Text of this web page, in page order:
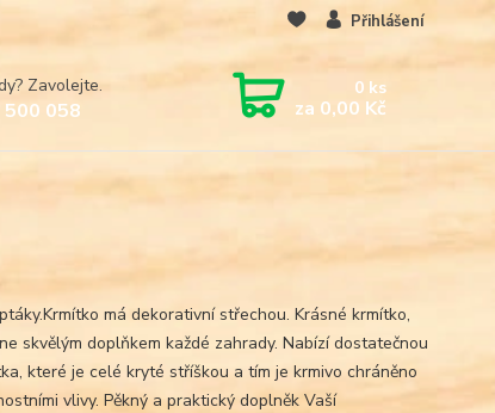
Přihlášení
Zavolejte.
058
0 ks
za 0,00 Kč
má dekorativní střechou. Krásné krmítko,
skvělým doplňkem každé zahrady. Nabízí dostatečnou
které je celé kryté stříškou a tím je krmivo chráněno
vlivy. Pěkný a praktický doplněk Vaší